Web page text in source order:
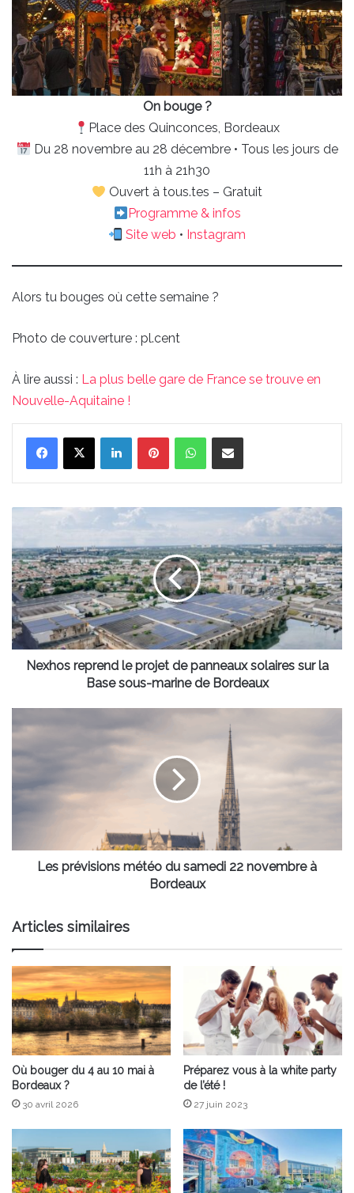
On bouge ?
Place des Quinconces, Bordeaux
Du 28 novembre au 28 décembre • Tous les jours de
11h à 21h30
Ouvert à tous.tes – Gratuit
Programme & infos
Site web • Instagram
Alors tu bouges où cette semaine ?
Photo de couverture : pl.cent
À lire aussi : La plus belle gare de France se trouve en
Nouvelle-Aquitaine !
LinkedinPinterestWhatsAppPartager par email
Nexhos
le
projet
de
panneaux
solaires
sur
la
Base
Bordeaux
Nexhos reprend le projet de panneaux solaires sur la
Base sous-marine de Bordeaux
prévisions
météo
Bordeaux
Les prévisions météo du samedi 22 novembre à
Bordeaux
Articles similaires
Où bouger du 4 au 10 mai à
Bordeaux ?
30 avril 2026
Préparez vous à la white party
de l’été !
27 juin 2023